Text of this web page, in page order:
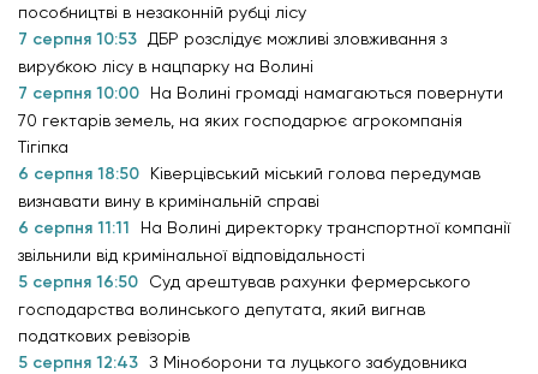
пособництві в незаконній рубці лісу
7 серпня 10:53
ДБР розслідує можливі зловживання з
вирубкою лісу в нацпарку на Волині
7 серпня 10:00
На Волині громаді намагаються повернути
70 гектарів земель, на яких господарює агрокомпанія
Тігіпка
6 серпня 18:50
Ківерцівський міський голова передумав
визнавати вину в кримінальній справі
6 серпня 11:11
На Волині директорку транспортної компанії
звільнили від кримінальної відповідальності
5 серпня 16:50
Суд арештував рахунки фермерського
господарства волинського депутата, який вигнав
податкових ревізорів
5 серпня 12:43 З Міноборони та луцького забудовника